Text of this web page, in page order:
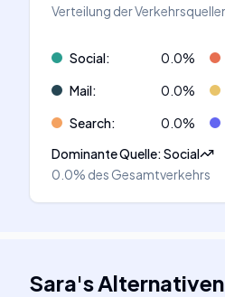
Verteilung der
Social: 0.0%
Mail: 0.0%
Search: 0.0%
Dominante Quelle:Social
0.0% des Gesamtverkehrs
Sara'sAlternativen